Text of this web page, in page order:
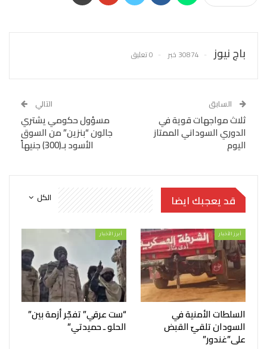
باج نيوز 30874 خبر 0 تعليق
السابق
ثلاث مواجهات قوية في
الدوري السوداني الممتاز
اليوم
التالي
مسؤول حكومي يشتري
جالون “بنزين” من السوق
الأسود بـ(300) جنيهاً
الكل قد يعجبك ايضا
أبرز الأخبار
السلطات الأمنية في
السودان تلقيّ القبض
على”غندور”
أبرز الأخبار
“ست عرقي” تفجّر أزمة بين”
الحلو ـ حميدتي”